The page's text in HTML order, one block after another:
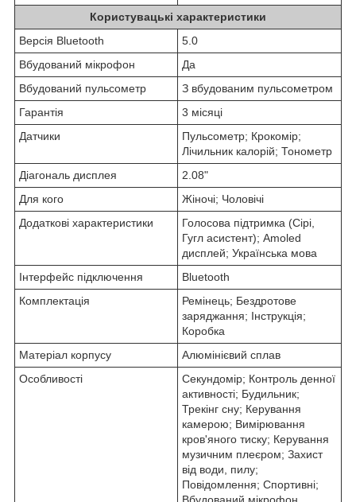
Користувацькі характеристики
Версія Bluetooth
5.0
Вбудований мікрофон
Да
Вбудований пульсометр
З вбудованим пульсометром
Гарантія
3 місяці
Датчики
Пульсометр; Крокомір;
Лічильник калорій; Тонометр
Діагональ дисплея
2.08"
Для кого
Жіночі; Чоловічі
Додаткові характеристики
Голосова підтримка (Сірі,
Гугл асистент); Amoled
дисплей; Українська мова
Інтерфейс підключення
Bluetooth
Комплектація
Ремінець; Бездротове
заряджання; Інструкція;
Коробка
Матеріал корпусу
Алюмінієвий сплав
Особливості
Секундомір; Контроль денної
активності; Будильник;
Трекінг сну; Керування
камерою; Вимірювання
кров'яного тиску; Керування
музичним плеєром; Захист
від води, пилу;
Повідомлення; Спортивні;
Вбудований мікрофон